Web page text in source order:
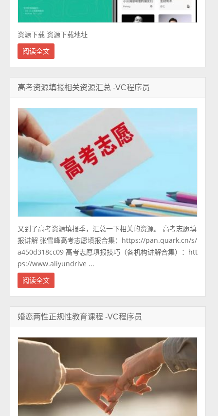
资源下载 资源下载地址
阅读全文
高考资源填报相关资源汇总 -VC程序员
又到了高考资源填报季，汇总一下相关的资源。 高考志愿填
报讲解 张雪峰高考志愿填报合集：https://pan.quark.cn/s/
a450d318cc09 高考志愿填报技巧（各机构讲解合集）：htt
ps://www.aliyundrive ...
阅读全文
婚恋两性正规性教育课程 -VC程序员